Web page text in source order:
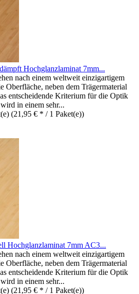
Hochglanzlaminat 7mm...
nach einem weltweit einzigartigem
Oberfläche, neben dem Trägermaterial
entscheidende Kriterium für die Optik
in einem sehr...
(21,95 € * / 1 Paket(e))
Hochglanzlaminat 7mm AC3...
nach einem weltweit einzigartigem
Oberfläche, neben dem Trägermaterial
entscheidende Kriterium für die Optik
in einem sehr...
(21,95 € * / 1 Paket(e))